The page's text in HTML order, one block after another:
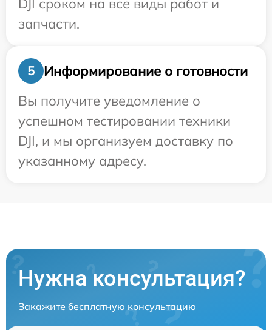
DJI сроком на все виды работ и
запчасти.
5
Информирование о готовности
Вы получите уведомление о
успешном тестировании техники
DJI, и мы организуем доставку по
указанному адресу.
Нужна консультация?
Закажите бесплатную консультацию